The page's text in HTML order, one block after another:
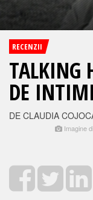
RECENZII
TALKING
DE
DE CLAUDIA
Imagine